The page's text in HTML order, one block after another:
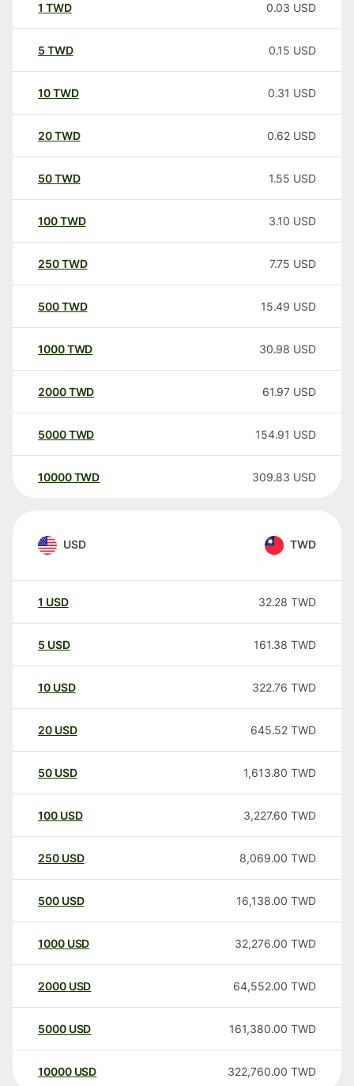
1 TWD 0.03 USD
5 TWD 0.15 USD
10TWD 0.31 USD
20TWD 0.62 USD
50TWD 1.55 USD
100TWD 3.10 USD
250TWD 7.75 USD
500TWD 15.49 USD
1000TWD 30.98 USD
2000TWD 61.97 USD
5000TWD 154.91 USD
10000 TWD 309.83 USD
USD TWD
1 USD 32.28 TWD
5 USD 161.38 TWD
10 USD 322.76 TWD
20 USD 645.52 TWD
50 USD 1,613.80 TWD
100 USD 3,227.60 TWD
250 USD 8,069.00 TWD
500 USD 16,138.00 TWD
1000 USD 32,276.00 TWD
2000 USD 64,552.00 TWD
5000 USD 161,380.00 TWD
10000 USD 322,760.00 TWD